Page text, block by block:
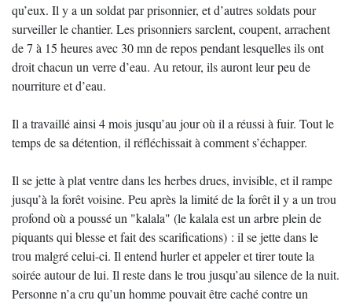
qu’eux. Il y a un soldat par prisonnier, et d’autres soldats pour
surveiller le chantier. Les prisonniers sarclent, coupent, arrachent
de 7 à 15 heures avec 30 mn de repos pendant lesquelles ils ont
droit chacun un verre d’eau. Au retour, ils auront leur peu de
nourriture et d’eau.
Il a travaillé ainsi 4 mois jusqu’au jour où il a réussi à fuir. Tout le
temps de sa détention, il réfléchissait à comment s’échapper.
Il se jette à plat ventre dans les herbes drues, invisible, et il rampe
jusqu’à la forêt voisine. Peu après la limité de la forêt il y a un trou
profond où a poussé un "kalala" (le kalala est un arbre plein de
piquants qui blesse et fait des scarifications) : il se jette dans le
trou malgré celui-ci. Il entend hurler et appeler et tirer toute la
soirée autour de lui. Il reste dans le trou jusqu’au silence de la nuit.
Personne n’a cru qu’un homme pouvait être caché contre un